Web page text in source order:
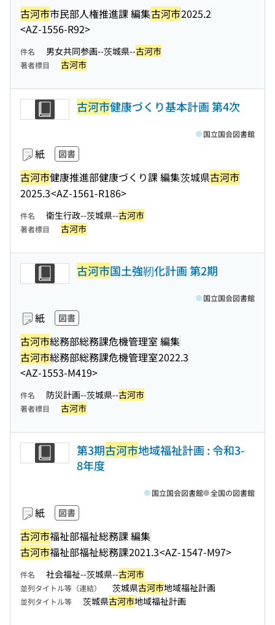
古河市市民部人権推進課 編集古河市2025.2
<AZ-1556-R92>
件名 男女共同参画--茨城県--古河市
著者標目 古河市
古河市健康づくり基本計画 第4次
紙 図書
古河市健康推進部健康づくり課 編集茨城県古河市
2025.3<AZ-1561-R186>
国立国会図書館
件名 衛生行政--茨城県--古河市
著者標目 古河市
古河市国土強靭化計画 第2期
紙 図書
古河市総務部総務課危機管理室 編集
古河市総務部総務課危機管理室2022.3
<AZ-1553-M419>
国立国会図書館
件名 防災計画--茨城県--古河市
著者標目 古河市
第3期古河市地域福祉計画 : 令和3-
8年度
紙 図書
古河市福祉部福祉総務課 編集
古河市福祉部福祉総務課2021.3<AZ-1547-M97>
国立国会図書館 全国の図書館
件名 社会福祉--茨城県--古河市
並列タイトル等（連結） 茨城県古河市地域福祉計画
並列タイトル等 茨城県古河市地域福祉計画